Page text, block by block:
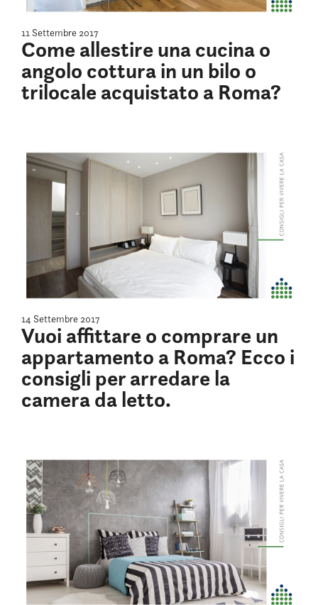
11 Settembre 2017
Come allestire una cucina o
angolo cottura in un bilo o
trilocale acquistato a Roma?
14 Settembre 2017
Vuoi affittare o comprare un
appartamento a Roma? Ecco i
consigli per arredare la
camera da letto.